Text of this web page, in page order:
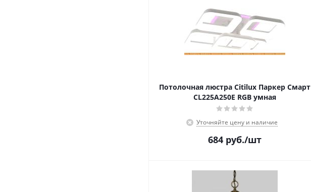
Потолочная люстра Citilux Паркер Смарт
CL225A250E RGB умная
Уточняйте цену и наличие
684 руб./шт